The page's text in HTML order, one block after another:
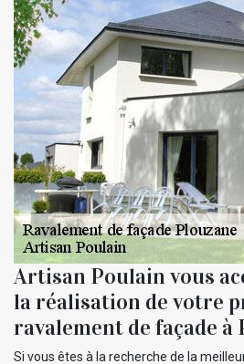
Artisan Poulain vous
la réalisation de votre
ravalement de façade à
Si vous êtes à la recherche de la